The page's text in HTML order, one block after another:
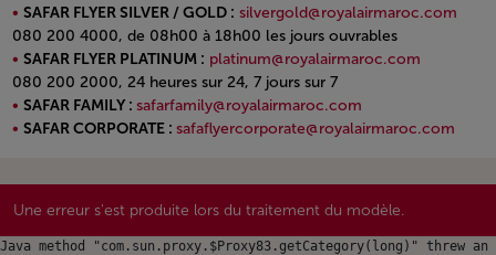
SAFAR FLYER SILVER / GOLD : silvergold@royalairmaroc.com
080 200 4000, de 08h00 à 18h00 les jours ouvrables
SAFAR FLYER PLATINUM : platinum@royalairmaroc.com
080 200 2000, 24 heures sur 24, 7 jours sur 7
SAFAR FAMILY : safarfamily@royalairmaroc.com
SAFAR CORPORATE : safaflyercorporate@royalairmaroc.com
Une erreur s'est produite lors du traitement du modèle.
Java method "com.sun.proxy.$Proxy83.getCategory(long)" threw